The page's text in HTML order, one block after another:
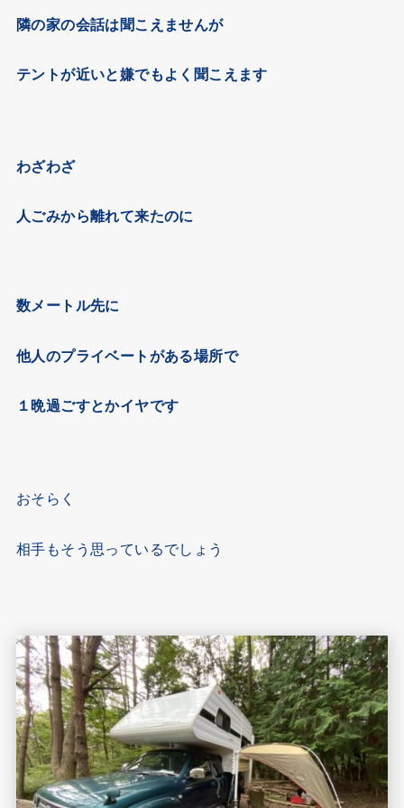
隣の家の会話は聞こえませんが
テントが近いと嫌でもよく聞こえます
わざわざ
人ごみから離れて来たのに
数メートル先に
他人のプライベートがある場所で
１晩過ごすとかイヤです
おそらく
相手もそう思っているでしょう